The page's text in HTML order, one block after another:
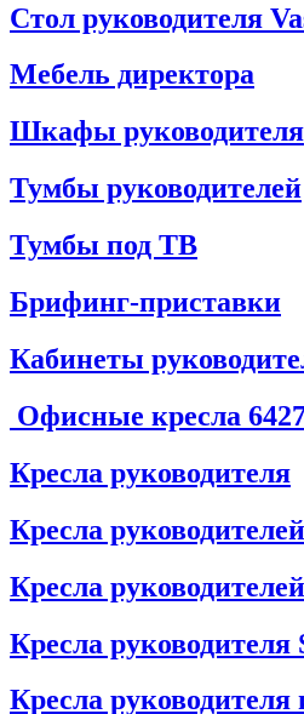
Стол руководителя
Мебель директора
Шкафы руководителя
Тумбы руководителей
Тумбы под ТВ
Брифинг-приставки
Кабинеты
Офисные кресла
Кресла руководителя
Кресла
Кресла
Кресла руководителя
Кресла руководителя